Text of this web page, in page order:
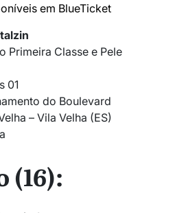
em BlueTicket
Primeira Classe e Pele
01
do Boulevard
– Vila Velha (ES)
(16):